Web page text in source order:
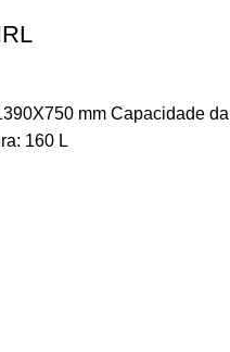
mm Capacidade da
160 L